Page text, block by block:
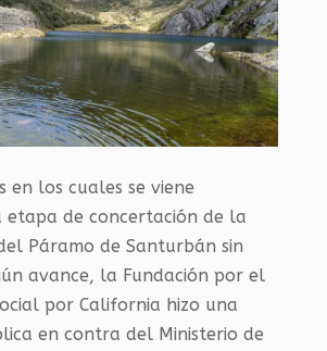
en los cuales se viene
etapa de concertación de la
Páramo de Santurbán sin
avance, la Fundación por el
por California hizo una
en contra del Ministerio de